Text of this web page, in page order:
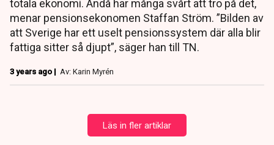
totala ekonomi. Ändå har många svårt att tro på det,
menar pensionsekonomen Staffan Ström. ”Bilden av
att Sverige har ett uselt pensionssystem där alla blir
fattiga sitter så djupt”, säger han till TN.
3 years ago | Av: Karin Myrén
Läs in fler artiklar